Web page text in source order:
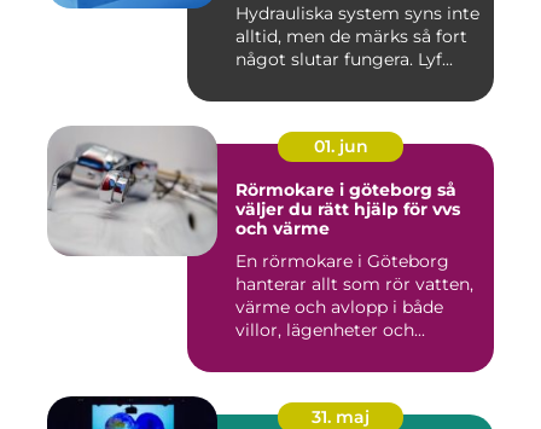
Hydrauliska system syns inte
alltid, men de märks så fort
något slutar fungera. Lyf...
01. jun
Rörmokare i göteborg så
väljer du rätt hjälp för vvs
och värme
En rörmokare i Göteborg
hanterar allt som rör vatten,
värme och avlopp i både
villor, lägenheter och...
31. maj